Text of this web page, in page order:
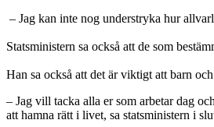
– Jag kan inte nog understryka hur
Statsministern sa också att de som
Han sa också att det är viktigt att barn
– Jag vill tacka alla er som arbetar dag
att hamna rätt i livet, sa statsministern i